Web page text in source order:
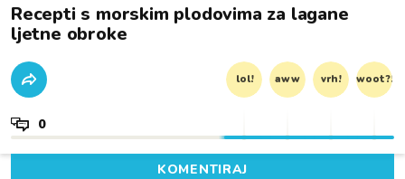
Recepti s morskim plodovima za lagane
ljetne obroke
lol! aww vrh! woot?!
0
KOMENTIRAJ